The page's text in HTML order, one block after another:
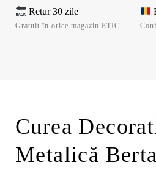
Retur 30 zile
Gratuit în orice magazin ETIC
Curea
Metalică